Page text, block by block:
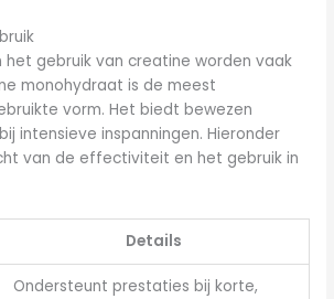
gebruik van creatine worden vaak
monohydraat is de meest
vorm. Het biedt bewezen
intensieve inspanningen. Hieronder
van de effectiviteit en het gebruik in
Details
Ondersteunt prestaties bij korte,